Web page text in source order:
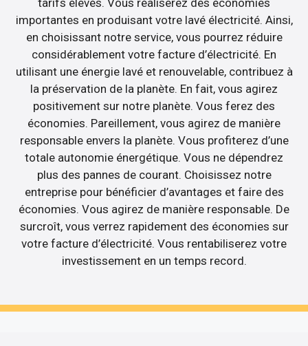
tarifs élevés. Vous réaliserez des économies
importantes en produisant votre lavé électricité. Ainsi,
en choisissant notre service, vous pourrez réduire
considérablement votre facture d’électricité. En
utilisant une énergie lavé et renouvelable, contribuez à
la préservation de la planète. En fait, vous agirez
positivement sur notre planète. Vous ferez des
économies. Pareillement, vous agirez de manière
responsable envers la planète. Vous profiterez d’une
totale autonomie énergétique. Vous ne dépendrez
plus des pannes de courant. Choisissez notre
entreprise pour bénéficier d’avantages et faire des
économies. Vous agirez de manière responsable. De
surcroît, vous verrez rapidement des économies sur
votre facture d’électricité. Vous rentabiliserez votre
investissement en un temps record.